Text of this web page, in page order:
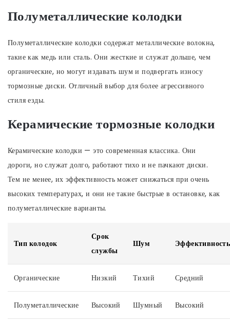
Полуметаллические колодки
Полуметаллические колодки содержат металлические волокна,
такие как медь или сталь. Они жесткие и служат дольше, чем
органические, но могут издавать шум и подвергать износу
тормозные диски. Отличный выбор для более агрессивного
стиля езды.
Керамические тормозные колодки
Керамические колодки — это современная классика. Они
дороги, но служат долго, работают тихо и не пачкают диски.
Тем не менее, их эффективность может снижаться при очень
высоких температурах, и они не такие быстрые в остановке, как
полуметаллические варианты.
Тип колодок
Срок
службы
Шум Эффективность
Органические Низкий Тихий Средний
Полуметаллические Высокий Шумный Высокий